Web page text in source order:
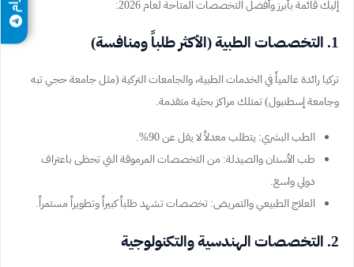
إليك قائمة بأبرز وأفضل التخصصات المتاحة لعام 2026:
1. التخصصات الطبية (الأكثر طلباً ومنافسة)
تركيا رائدة عالمياً في الخدمات الطبية، والجامعات التركية (مثل جامعة حجي تبه
وجامعة إسطنبول) تمتلك مراكز بحثية متقدمة.
الطب البشري: يتطلب معدلاً لا يقل عن 90%.
طب الأسنان والصيدلة: من التخصصات المرموقة التي تحظى باعتراف
دولي واسع.
العلاج الطبيعي والتمريض: تخصصات تشهد طلباً كبيراً وتطويراً مستمراً.
2. التخصصات الهندسية والتكنولوجية